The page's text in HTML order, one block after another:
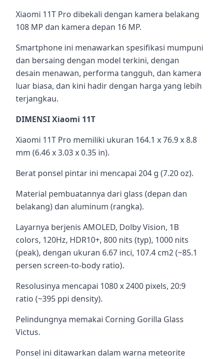
Xiaomi 11T Pro dibekali dengan kamera belakang
108 MP dan kamera depan 16 MP.
Smartphone ini menawarkan spesifikasi mumpuni
dan bersaing dengan model terkini, dengan
desain menawan, performa tangguh, dan kamera
luar biasa, dan kini hadir dengan harga yang lebih
terjangkau.
DIMENSI Xiaomi 11T
Xiaomi 11T Pro memiliki ukuran 164.1 x 76.9 x 8.8
mm (6.46 x 3.03 x 0.35 in).
Berat ponsel pintar ini mencapai 204 g (7.20 oz).
Material pembuatannya dari glass (depan dan
belakang) dan aluminum (rangka).
Layarnya berjenis AMOLED, Dolby Vision, 1B
colors, 120Hz, HDR10+, 800 nits (typ), 1000 nits
(peak), dengan ukuran 6.67 inci, 107.4 cm2 (~85.1
persen screen-to-body ratio).
Resolusinya mencapai 1080 x 2400 pixels, 20:9
ratio (~395 ppi density).
Pelindungnya memakai Corning Gorilla Glass
Victus.
Ponsel ini ditawarkan dalam warna meteorite